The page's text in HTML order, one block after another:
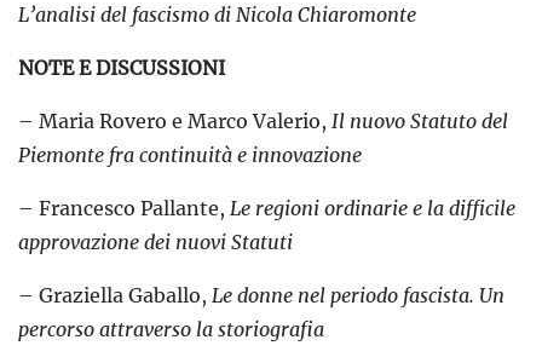
L’analisi del fascismo di Nicola Chiaromonte
NOTE E DISCUSSIONI
– Maria Rovero e Marco Valerio, Il nuovo Statuto del
Piemonte fra continuità e innovazione
– Francesco Pallante, Le regioni ordinarie e la difficile
approvazione dei nuovi Statuti
– Graziella Gaballo, Le donne nel periodo fascista. Un
percorso attraverso la storiografia